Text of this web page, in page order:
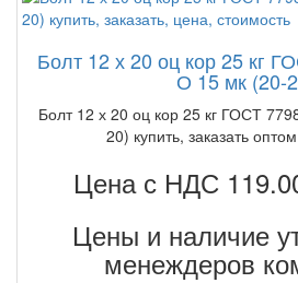
Болт 12 х 20 оц кор 25 кг
О 15 мк (20-
Болт 12 х 20 оц кор 25 кг ГОСТ
20) купить, заказать
Цена с НДС
Цены и наличие
менеждеров